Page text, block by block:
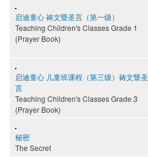
启迪童心 祷文暨圣言（第一级）
Teaching Children's Classes Grade 1
(Prayer Book)
启迪童心 儿童班课程（第三级）祷文暨圣
言
Teaching Children's Classes Grade 3
(Prayer Book)
秘密
The Secret